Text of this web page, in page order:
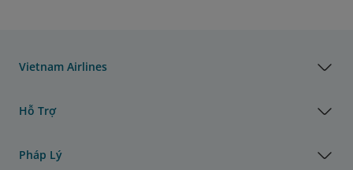
Vietnam Airlines
Hỗ Trợ
Pháp Lý